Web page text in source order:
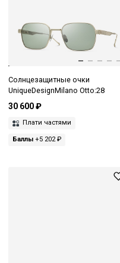
Солнцезащитные очки
UniqueDesignMilano Otto:28
30 600 ₽
Плати частями
Баллы +5 202 ₽